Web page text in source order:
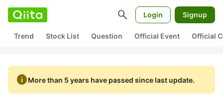
search Login Signup
Trend Stock List Question Official Event Official
infoMore than 5 years have passed since last update.